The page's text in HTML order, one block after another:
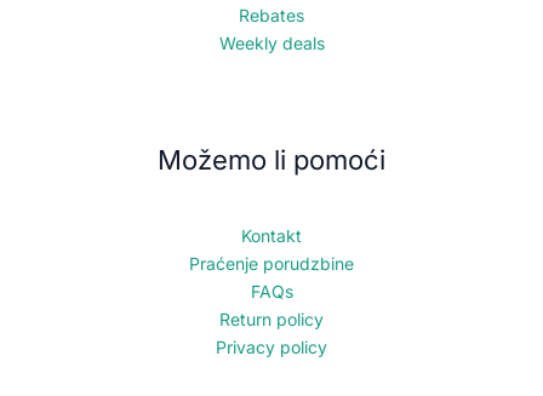
Rebates
Weekly deals
Možemo li pomoći
Kontakt
Praćenje porudzbine
FAQs
Return policy
Privacy policy